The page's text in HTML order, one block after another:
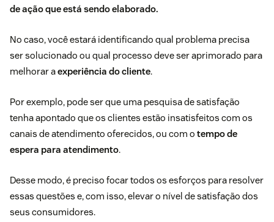
de ação que está sendo elaborado.
No caso, você estará identificando qual problema precisa
ser solucionado ou qual processo deve ser aprimorado para
melhorar aexperiência do cliente.
Por exemplo, pode ser que uma pesquisa de satisfação
tenha apontado que os clientes estão insatisfeitos com os
canais de atendimento oferecidos, ou com o tempo de
espera para atendimento.
Desse modo, é preciso focar todos os esforços para resolver
essas questões e, com isso, elevar o nível de satisfação dos
seus consumidores.